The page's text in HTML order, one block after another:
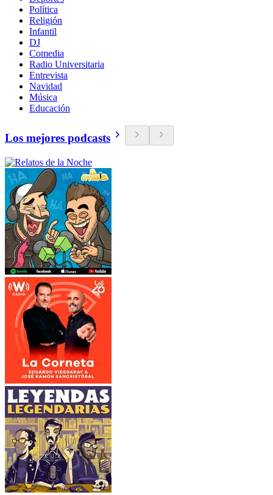
Política
Religión
Infantil
DJ
Comedia
Radio Universitaria
Entrevista
Navidad
Música
Educación
Los mejores podcasts